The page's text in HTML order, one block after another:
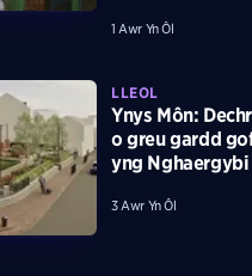
1 Awr Yn Ôl
LLEOL
Ynys Môn:
o greu gardd
yng Nghaergybi
3 Awr Yn Ôl